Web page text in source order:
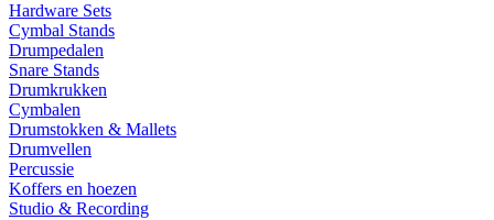
Hardware Sets
Cymbal Stands
Drumpedalen
Snare Stands
Drumkrukken
Cymbalen
Drumstokken & Mallets
Drumvellen
Percussie
Koffers en hoezen
Studio & Recording